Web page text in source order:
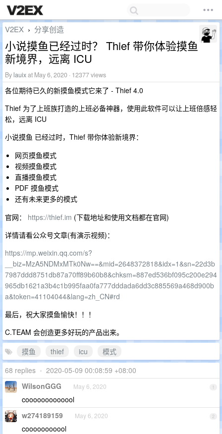
V2EX › 分享创造
小说摸鱼已经过时？ Thief 带你体验摸鱼
新境界，远离 ICU
By lauixat May 6, 2020 · 12377 views
各位期待已久的新摸鱼模式它来了 - Thief 4.0
Thief 为了上班族打造的上班必备神器，使用此软件可以让上班倍感轻
松，远离 ICU
小说摸鱼 已经过时，Thief 带你体验新境界：
网页摸鱼模式
视频摸鱼模式
直播摸鱼模式
PDF 摸鱼模式
还有未来更多的模式
官网： https://thief.im (下载地址和使用文档都在官网)
详情请看公众号文章(有演示视频)：
https://mp.weixin.qq.com/s?
__biz=MzA5NDMxMTk0Nw==&mid=2648372818&idx=1&sn=22d3b
7987ddd8751db87a70ff89b60b8&chksm=887ed536bf095c200e294
965db1621a3b4c1b995faa0fa777dddada6dd3c885569a468d900b
a&token=41104044&lang=zh_CN#rd
最后，祝大家摸鱼愉快！！！
C.TEAM 会创造更多好玩的产品出来。
摸鱼
thief icu
模式
68 replies • 2020-05-09 00:08:59 +08:00
1
WilsonGGG May 6, 2020
cooooooooooool
2
w274189159 May 6, 2020
cooooooooool